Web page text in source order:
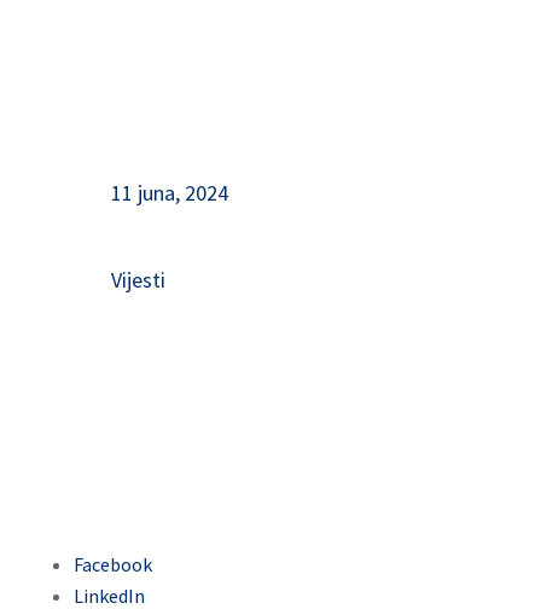
11 juna, 2024
Vijesti
Facebook
LinkedIn